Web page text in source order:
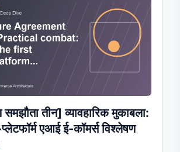
तीन] व्यावहारिक मुकाबला:
एआई ई-कॉमर्स विश्लेषण